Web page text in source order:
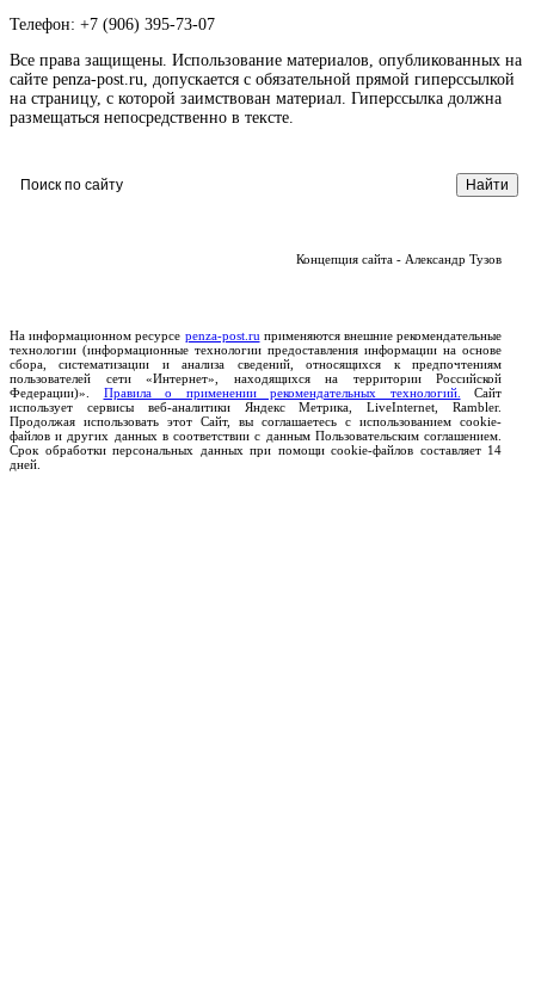
Телефон: +7 (906) 395-73-07
Все права защищены. Использование материалов, опубликованных на
сайте penza-post.ru, допускается с обязательной прямой гиперссылкой
на страницу, с которой заимствован материал. Гиперссылка должна
размещаться непосредственно в тексте.
Концепция сайта - Александр Тузов
На информационном ресурсе penza-post.ru применяются внешние рекомендательные
технологии (информационные технологии предоставления информации на основе
сбора, систематизации и анализа сведений, относящихся к предпочтениям
пользователей сети «Интернет», находящихся на территории Российской
Федерации)». Правила о применении рекомендательных технологий.
Сайт
использует сервисы веб-аналитики Яндекс Метрика, LiveInternet, Rambler.
Продолжая использовать этот Сайт, вы соглашаетесь с использованием cookie-
файлов и других данных в соответствии с данным Пользовательским соглашением.
Срок обработки персональных данных при помощи cookie-файлов составляет 14
дней.